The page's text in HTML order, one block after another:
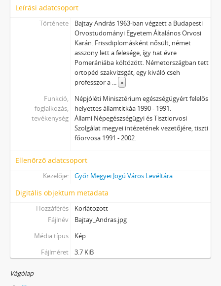
Leírási adatcsoport
Története
Bajtay András 1963-ban végzett a Budapesti
Orvostudományi Egyetem Általános Orvosi
Karán. Frissdiplomásként nősült, német
asszony lett a felesége, így hat évre
Pomerániába költözött. Németországban tett
ortopéd szakvizsgát, egy kiváló cseh
professzor a ... »
Funkció,
foglalkozás,
tevékenység
Népjóléti Minisztérium egészségügyért felelős
helyettes államtitkáa 1990 - 1991.
Állami Népegészségügyi és Tisztiorvosi
Szolgálat megyei intézetének vezetőjére, tiszti
főorvosa 1991 - 2002.
Ellenőrző adatcsoport
Kezelője: Győr Megyei Jogú Város Levéltára
Digitális objektum metadata
Hozzáférés
Korlátozott
Fájlnév
Bajtay_Andras.jpg
Média típus
Kép
Fájlméret
3.7 KiB
Vágólap